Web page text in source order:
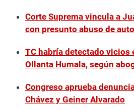
Corte Suprema vincula a
con presunto abuso de
TC habría detectado vicios
Ollanta Humala, según
Congreso aprueba
Chávez y Geiner Alvarado